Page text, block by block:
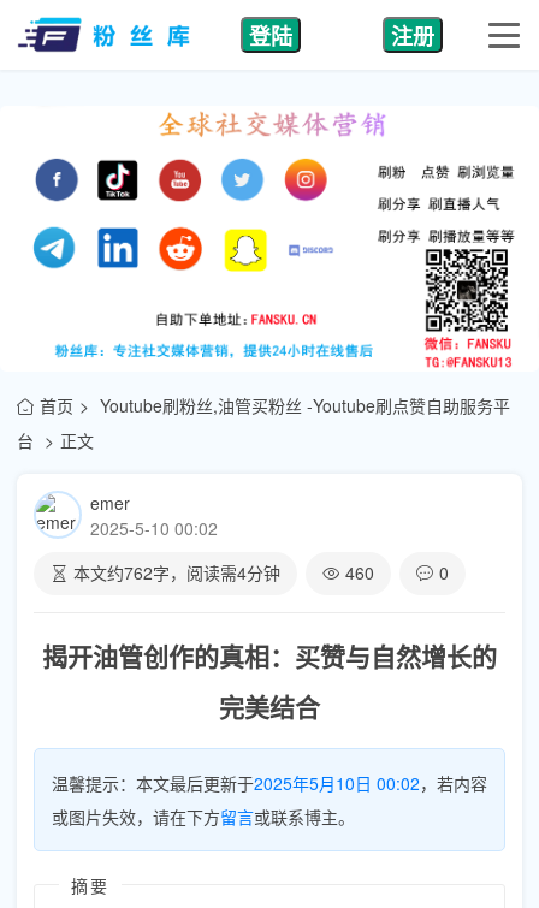
登陆 注册
首页
Youtube刷粉丝,油管买粉丝 -Youtube刷点赞自助服务平
台
正文
emer
2025-5-10 00:02
本文约762字，阅读需4分钟 460 0
揭开油管创作的真相：买赞与自然增长的
完美结合
温馨提示：本文最后更新于2025年5月10日 00:02，若内容
或图片失效，请在下方留言或联系博主。
摘要